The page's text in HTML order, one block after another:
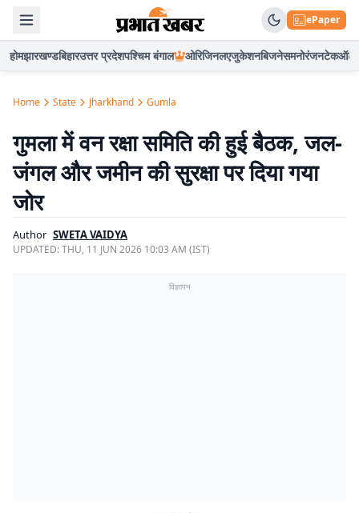
ePaper
होमझारखण्डबिहारउत्तर प्रदेशपश्चिम बंगाल ओरिजिनलएजुकेशनबिजनेसमनोरंजनटेकऑटो
Home State Jharkhand Gumla
गुमला में वन रक्षा समिति की हुई बैठक, जल-
जंगल और जमीन की सुरक्षा पर दिया गया
जोर
Author SWETA VAIDYA
UPDATED:THU, 11 JUN 2026 10:03 AM (IST)
विज्ञापन